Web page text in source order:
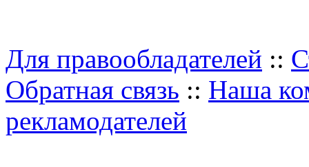
Для правообладателей ::
Обратная связь :: Наша
рекламодателей